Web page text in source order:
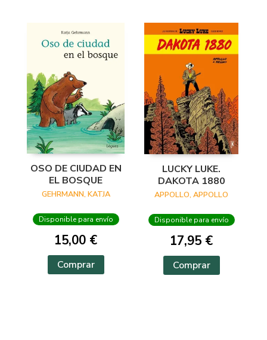
OSO DE CIUDAD EN
EL BOSQUE
GEHRMANN, KATJA
Disponible para envío
15,00 €
Comprar
LUCKY LUKE.
DAKOTA 1880
APPOLLO, APPOLLO
Disponible para envío
17,95 €
Comprar